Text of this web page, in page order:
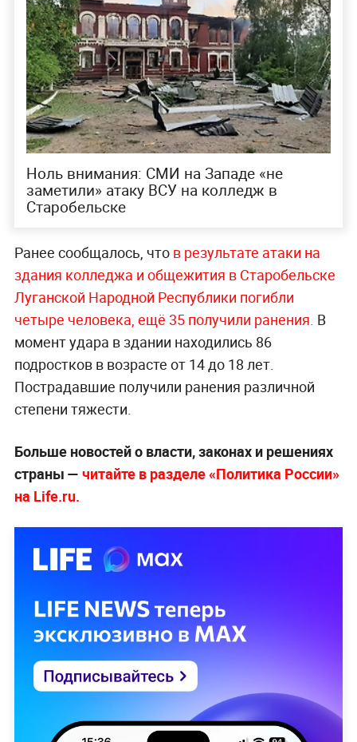
Ноль внимания: СМИ на Западе «не
заметили» атаку ВСУ на колледж в
Старобельске
Ранее сообщалось, чтов результате атаки на
здания колледжа и общежития в Старобельске
Луганской Народной Республики погибли
четыре человека, ещё 35 получили ранения. В
момент удара в здании находились 86
подростков в возрасте от 14 до 18 лет.
Пострадавшие получили ранения различной
степени тяжести.
Больше новостей о власти, законах и решениях
страны — читайте в разделе «Политика России»
на Life.ru.